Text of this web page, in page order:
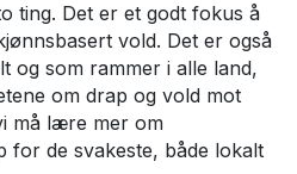
ting. Det er et godt fokus å
vold. Det er også
og som rammer i alle land,
om drap og vold mot
må lære mer om
for de svakeste, både lokalt